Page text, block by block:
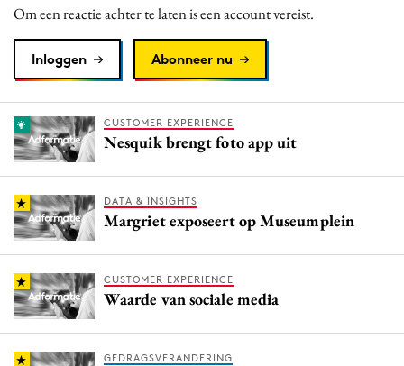
Purpose Marketing
Reputatie & crisis
Om een reactie achter te laten is een account vereist.
Inloggen Abonneer nu
CUSTOMER EXPERIENCE
Nesquik brengt foto app uit
DATA & INSIGHTS
Margriet exposeert op Museumplein
CUSTOMER EXPERIENCE
Waarde van sociale media
GEDRAGSVERANDERING